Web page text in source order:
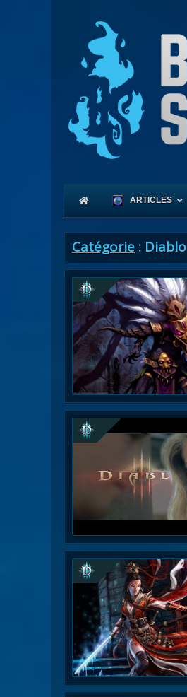
ARTICLES
Catégorie : Diablo